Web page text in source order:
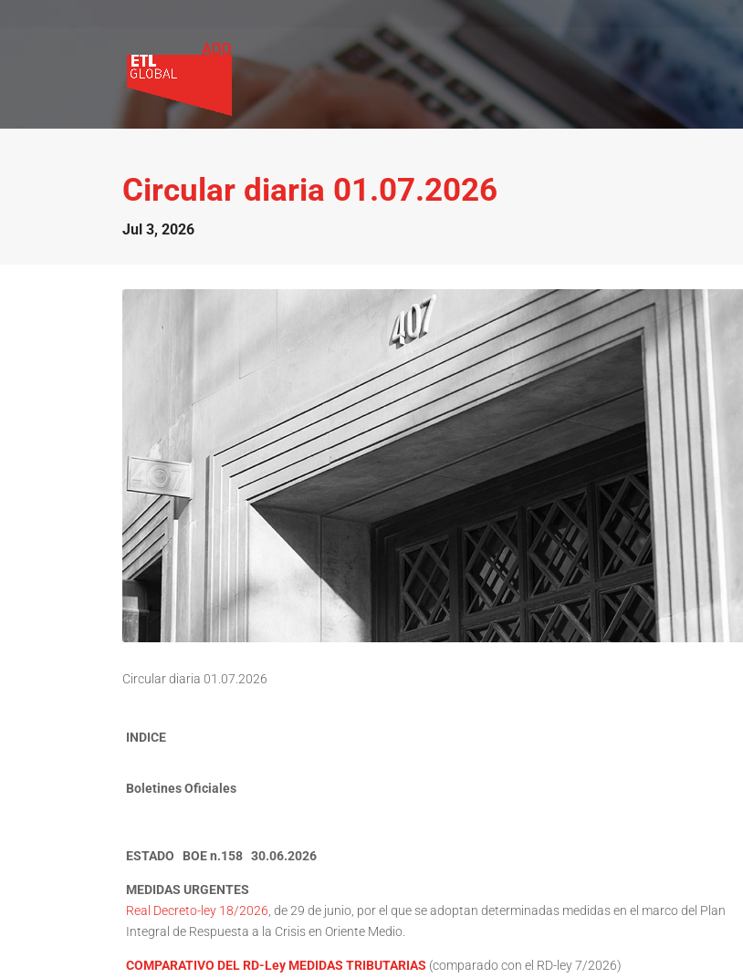
Circular diaria 01.07.2026
Jul 3, 2026
Circular diaria 01.07.2026
INDICE
Boletines Oficiales
ESTADO BOE n.158 30.06.2026
MEDIDAS URGENTES
Real Decreto-ley 18/2026, de 29 de junio, por el que se adoptan determinadas medidas en el marco del Plan
Integral de Respuesta a la Crisis en Oriente Medio.
COMPARATIVO DEL RD-Ley MEDIDAS TRIBUTARIAS (comparado con el RD-ley 7/2026)